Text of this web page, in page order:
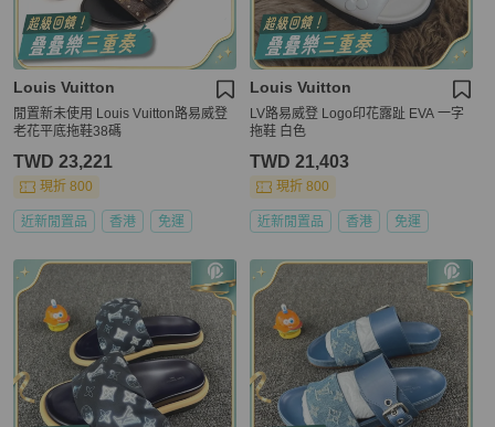
Louis Vuitton
閒置新未使用 Louis Vuitton路易威登
老花平底拖鞋38碼
TWD 23,221
現折 800
近新閒置品 香港 免運
Louis Vuitton
LV路易威登 Logo印花露趾 EVA 一字
拖鞋 白色
TWD 21,403
現折 800
近新閒置品 香港 免運